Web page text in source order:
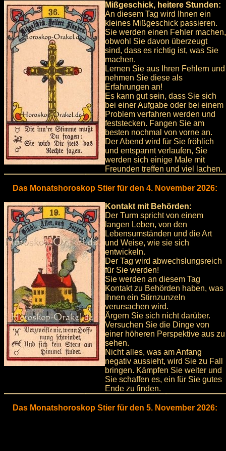
Mißgeschick, heitere Stunden:
An diesem Tag wird Ihnen ein
kleines Mißgeschick passieren.
Sie werden einen Fehler machen,
obwohl Sie davon überzeugt
sind, dass es richtig ist, was Sie
machen.
Lernen Sie aus Ihren Fehlern und
nehmen Sie diese als
Erfahrungen an!
Es kann gut sein, dass Sie sich
bei einer Aufgabe oder bei einem
Problem verfahren werden und
feststecken. Fangen Sie am
besten nochmal von vorne an.
Der Abend wird für Sie fröhlich
und entspannt verlaufen, Sie
werden sich einige Male mit
Freunden treffen und viel lachen.
Das Monatshoroskop Stier für den 4. November 2026:
Kontakt mit Behörden:
Der Turm spricht von einem
langen Leben, von den
Lebensumständen und die Art
und Weise, wie sie sich
entwickeln.
Der Tag wird abwechslungsreich
für Sie werden!
Sie werden an diesem Tag
Kontakt zu Behörden haben, was
Ihnen ein Stirnzunzeln
verursachen wird.
Ärgern Sie sich nicht darüber.
Versuchen Sie die Dinge von
einer höheren Perspektive aus zu
sehen.
Nicht alles, was am Anfang
negativ aussieht, wird Sie zu Fall
bringen. Kämpfen Sie weiter und
Sie schaffen es, ein für Sie gutes
Ende zu finden.
Das Monatshoroskop Stier für den 5. November 2026: